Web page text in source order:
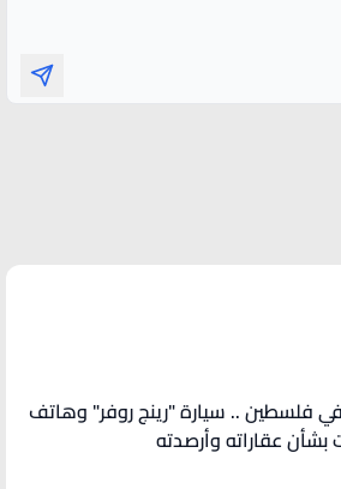
"أغنى متسول" في فلسطين .. سيارة "رينج روفر" وهاتف
عقاراته وأرصدته